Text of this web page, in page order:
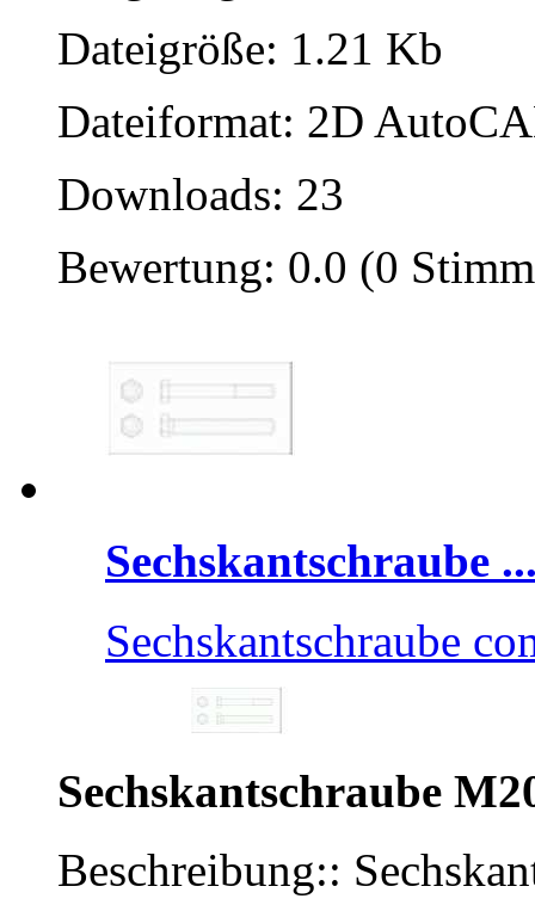
Dateigröße: 1.21 Kb
Dateiformat: 2D
Downloads: 23
Bewertung: 0.0 (0
Sechskantschraube
Sechskantschraube
Sechskantschraube
Beschreibung::